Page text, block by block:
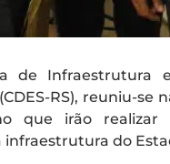
de Infraestrutura
RS), reuniu-
que irão
do